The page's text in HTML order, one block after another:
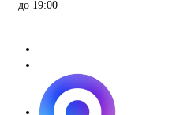
до 19:00